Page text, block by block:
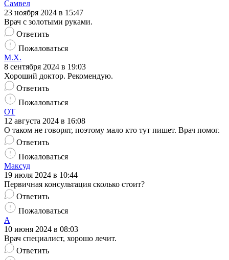
Самвел
23 ноября 2024 в 15:47
Врач с золотыми руками.
Ответить
Пожаловаться
М.Х.
8 сентября 2024 в 19:03
Хороший доктор. Рекомендую.
Ответить
Пожаловаться
ОТ
12 августа 2024 в 16:08
О таком не говорят, поэтому мало кто тут пишет. Врач помог.
Ответить
Пожаловаться
Максуд
19 июля 2024 в 10:44
Первичная консультация сколько стоит?
Ответить
Пожаловаться
А
10 июня 2024 в 08:03
Врач специалист, хорошо лечит.
Ответить